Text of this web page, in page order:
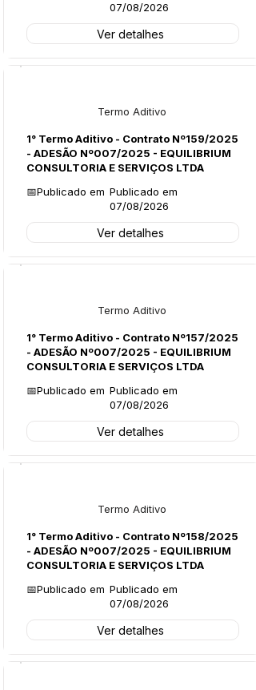
07/08/2026
Ver detalhes
Termo Aditivo
1° Termo Aditivo - Contrato Nº159/2025
- ADESÃO Nº007/2025 - EQUILIBRIUM
CONSULTORIA E SERVIÇOS LTDA
📅Publicado em Publicado em
07/08/2026
Ver detalhes
Termo Aditivo
1° Termo Aditivo - Contrato Nº157/2025
- ADESÃO Nº007/2025 - EQUILIBRIUM
CONSULTORIA E SERVIÇOS LTDA
📅Publicado em Publicado em
07/08/2026
Ver detalhes
Termo Aditivo
1° Termo Aditivo - Contrato Nº158/2025
- ADESÃO Nº007/2025 - EQUILIBRIUM
CONSULTORIA E SERVIÇOS LTDA
📅Publicado em Publicado em
07/08/2026
Ver detalhes